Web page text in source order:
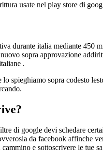
usate nel play store di
durante italia mediante 450
sopra approvazione
.
spieghiamo sopra codesto
di google devi schedare
da facebook
e sottoscrivere le tue